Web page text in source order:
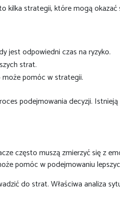
kilka strategii, które mogą okazać
jest odpowiedni czas na ryzyko.
strat.
może pomóc w strategii.
podejmowania decyzji.
często muszą zmierzyć się z
pomóc w podejmowaniu
do strat. Właściwa analiza